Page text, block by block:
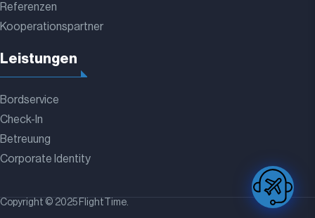
Referenzen
Kooperationspartner
Leistungen
Bordservice
Check-In
Betreuung
Corporate Identity
Copyright © 2025 FlightTime.